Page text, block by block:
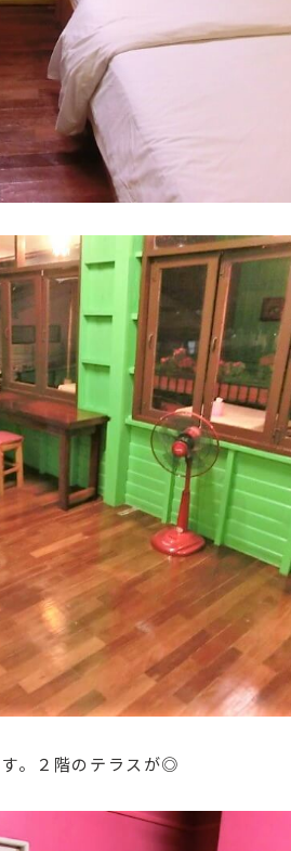
。２階のテラスが◎